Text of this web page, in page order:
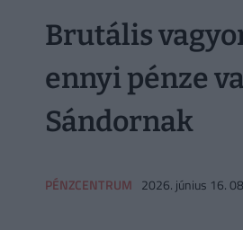
Brutális
ennyi pénze
Sándornak
PÉNZCENTRUM 2026. június 16.